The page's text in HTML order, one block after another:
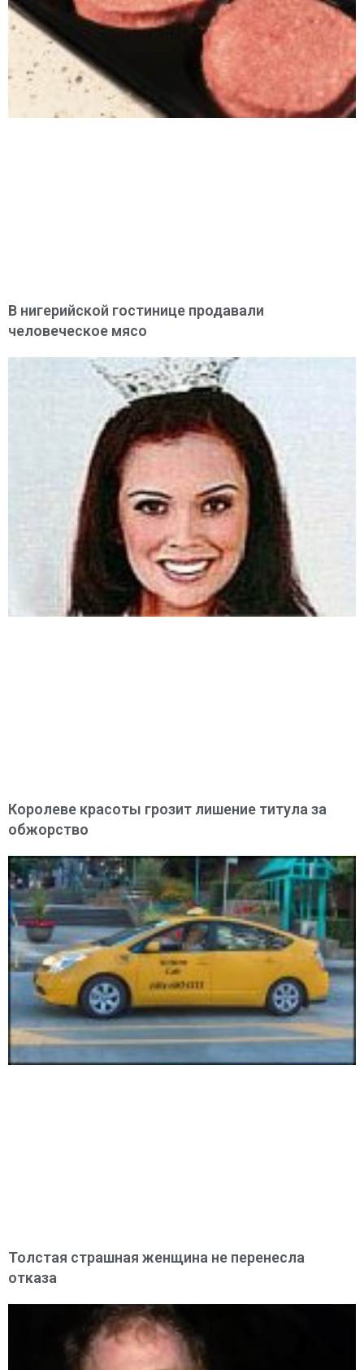
В нигерийской гостинице продавали
человеческое мясо
Королеве красоты грозит лишение титула за
обжорство
Толстая страшная женщина не перенесла
отказа